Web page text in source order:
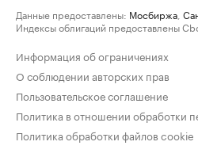
Данные предоставлены: Мосбиржа
Индексы облигаций предоставлены
Информация об ограничениях
О соблюдении авторских прав
Пользовательское соглашение
Политика в отношении обработки
Политика обработки файлов cookie